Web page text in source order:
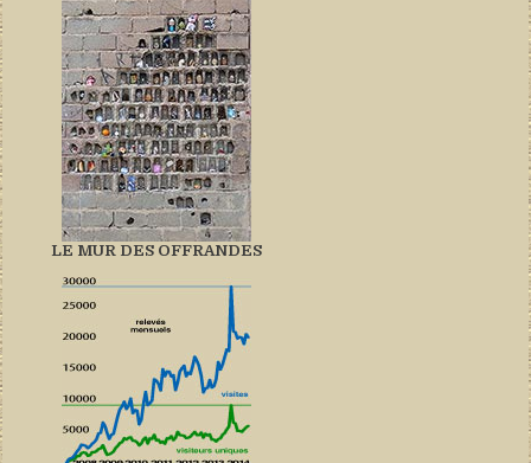
LE MUR DES OFFRANDES